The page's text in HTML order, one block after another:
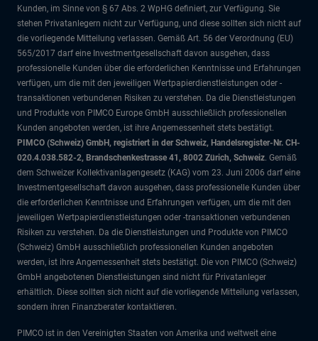
Kunden, im Sinne von § 67 Abs. 2 WpHG definiert, zur Verfügung. Sie
stehen Privatanlegern nicht zur Verfügung, und diese sollten sich nicht auf
die vorliegende Mitteilung verlassen. Gemäß Art. 56 der Verordnung (EU)
565/2017 darf eine Investmentgesellschaft davon ausgehen, dass
professionelle Kunden über die erforderlichen Kenntnisse und Erfahrungen
verfügen, um die mit den jeweiligen Wertpapierdienstleistungen oder -
transaktionen verbundenen Risiken zu verstehen. Da die Dienstleistungen
und Produkte von PIMCO Europe GmbH ausschließlich professionellen
Kunden angeboten werden, ist ihre Angemessenheit stets bestätigt.
PIMCO (Schweiz) GmbH, registriert in der Schweiz, Handelsregister-Nr. CH-
020.4.038.582-2, Brandschenkestrasse 41, 8002 Zürich, Schweiz. Gemäß
dem Schweizer Kollektivanlagengesetz (KAG) vom 23. Juni 2006 darf eine
Investmentgesellschaft davon ausgehen, dass professionelle Kunden über
die erforderlichen Kenntnisse und Erfahrungen verfügen, um die mit den
jeweiligen Wertpapierdienstleistungen oder -transaktionen verbundenen
Risiken zu verstehen. Da die Dienstleistungen und Produkte von PIMCO
(Schweiz) GmbH ausschließlich professionellen Kunden angeboten
werden, ist ihre Angemessenheit stets bestätigt. Die von PIMCO (Schweiz)
GmbH angebotenen Dienstleistungen sind nicht für Privatanleger
erhältlich. Diese sollten sich nicht auf die vorliegende Mitteilung verlassen,
sondern ihren Finanzberater kontaktieren.
PIMCO ist in den Vereinigten Staaten von Amerika und weltweit eine